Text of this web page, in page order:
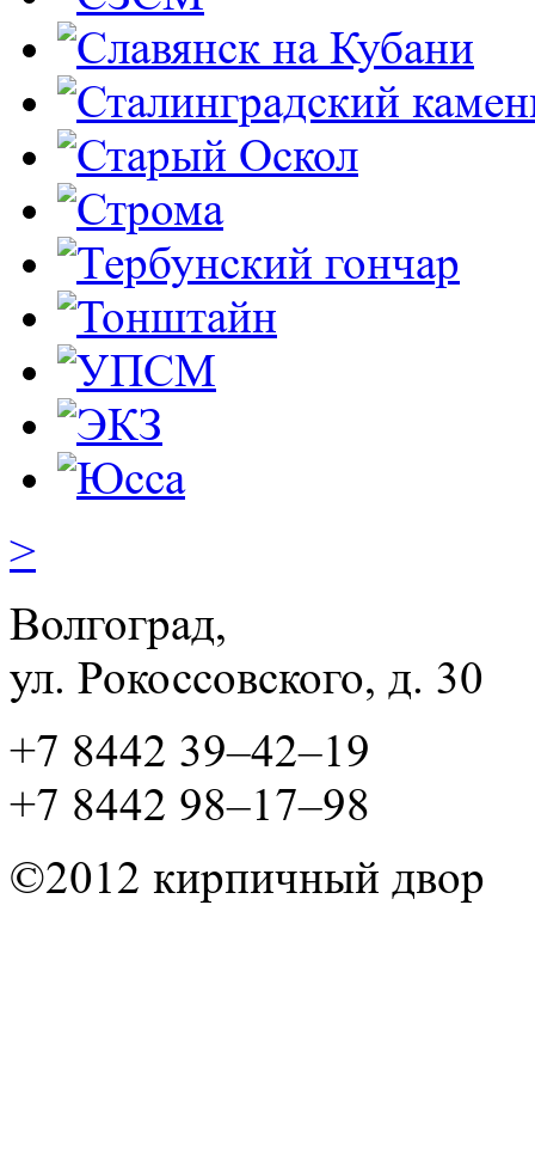
>
Волгоград,
ул. Рокосcовского, д. 30
+7 8442 39–42–19
+7 8442 98–17–98
©2012 кирпичный двор